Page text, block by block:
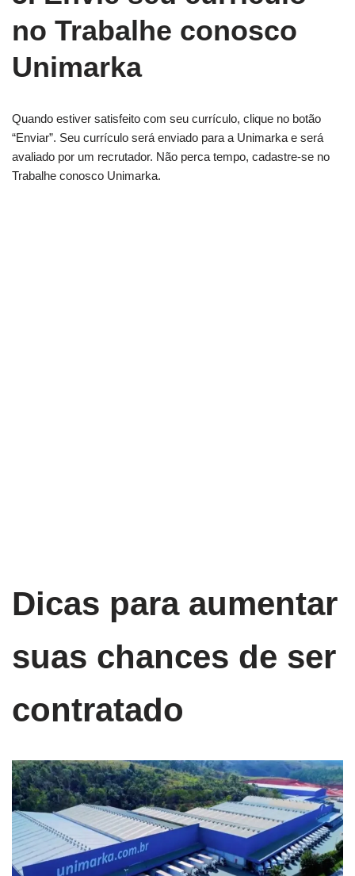
no Trabalhe conosco
Unimarka
Quando estiver satisfeito com seu currículo, clique no botão
“Enviar”. Seu currículo será enviado para a Unimarka e será
avaliado por um recrutador. Não perca tempo, cadastre-se no
Trabalhe conosco Unimarka.
Dicas para aumentar
suas chances de ser
contratado